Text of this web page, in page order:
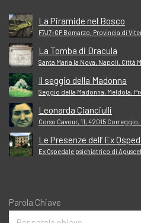
La Piramide nel Bosco
F7J7+GP Bomarzo, Provincia di
La Tomba di Dracula
Santa Maria la Nova, Napoli, Città
Il seggio della Madonna
Seggio della Madonna, Meldola,
Leonarda Cianciulli
Corso Cavour, 11, 42015
Le Presenze dell’ Ex
Ex Ospedale psichiatrico di
Parola Chiave